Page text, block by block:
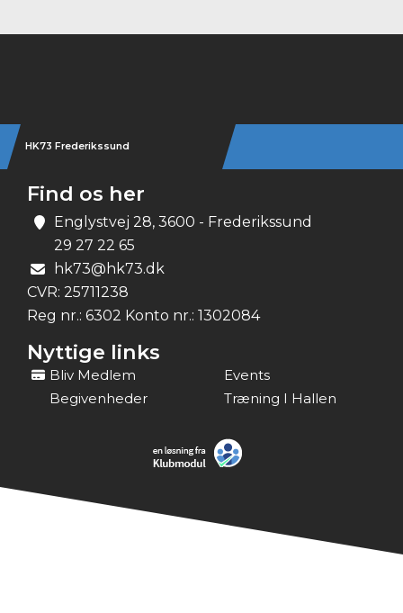
HK73 Frederikssund
Find os her
Englystvej 28, 3600 - Frederikssund
29 27 22 65
hk73@hk73.dk
CVR: 25711238
Reg nr.: 6302 Konto nr.: 1302084
Nyttige links
Bliv Medlem
Events
Begivenheder
Træning I Hallen